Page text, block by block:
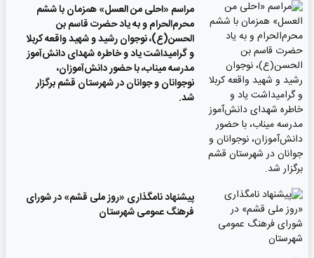
مراسم «احلی من العسل» همزمان با ششم
محرم‌الحرام و به یاد حضرت قاسم بن
الحسن(ع)، نوجوان رشید و شهید واقعه کربلا
و گرامیداشت یاد و خاطره شهدای دانش‌آموز
مدرسه میناب، با حضور دانش‌آموزان،
نوجوانان و جوانان در شهرستان قشم برگزار
شد.
پیشنهاد نامگذاری «روز ملی قشم» در شورای
فرهنگ عمومی شهرستان